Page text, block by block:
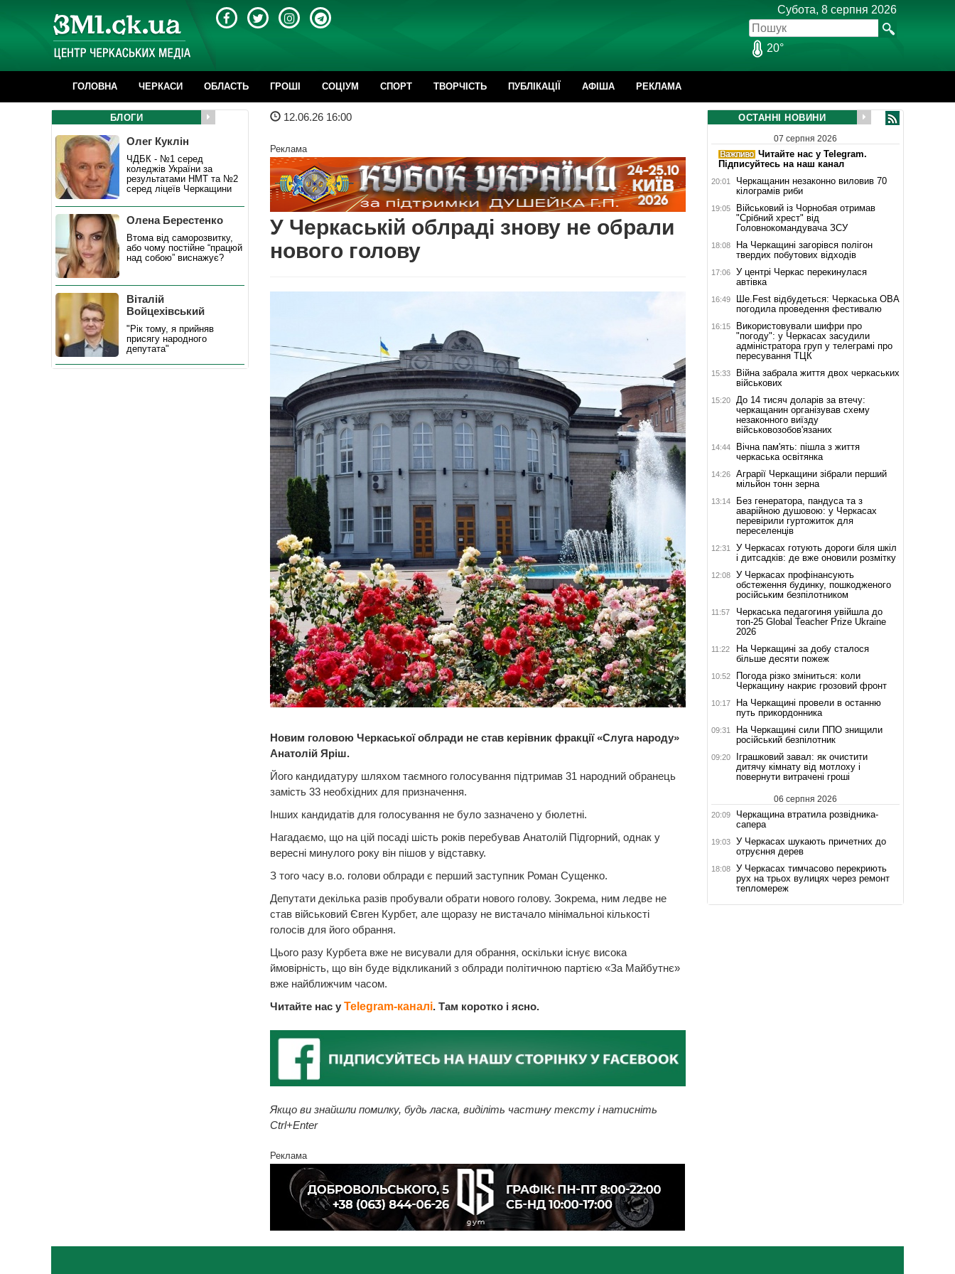
Субота, 8 серпня 2026
20°
ГОЛОВНА ЧЕРКАСИ ОБЛАСТЬ ГРОШІ CОЦІУМ СПОРТ ТВОРЧІСТЬ ПУБЛІКАЦІЇ АФІША РЕКЛАМА
12.06.26 16:00
Реклама
У Черкаській облраді знову не обрали
нового голову
Новим головою Черкаської облради не став керівник фракції «Слуга народу»
Анатолій Яріш.
Його кандидатуру шляхом таємного голосування підтримав 31 народний обранець
замість 33 необхідних для призначення.
Інших кандидатів для голосування не було зазначено у бюлетні.
Нагадаємо, що на цій посаді шість років перебував Анатолій Підгорний, однак у
вересні минулого року він пішов у відставку.
З того часу в.о. голови облради є перший заступник Роман Сущенко.
Депутати декілька разів пробували обрати нового голову. Зокрема, ним ледве не
став військовий Євген Курбет, але щоразу не вистачало мінімальноі кількості
голосів для його обрання.
Цього разу Курбета вже не висували для обрання, оскільки існує висока
ймовірність, що він буде відкликаний з облради політичною партією «За Майбутнє»
вже найближчим часом.
Читайте нас у Telegram-каналі. Там коротко і ясно.
Якщо ви знайшли помилку, будь ласка, виділіть частину тексту і натисніть
Ctrl+Enter
Реклама
БЛОГИ
Олег Куклін
ЧДБК - №1 серед
коледжів України за
результатами НМТ та №2
серед ліцеїв Черкащини
Олена Берестенко
Втома від саморозвитку,
або чому постійне “працюй
над собою” виснажує?
Віталій
Войцехівський
"Рік тому, я прийняв
присягу народного
депутата"
ОСТАННІ НОВИНИ
07 серпня 2026
Читайте нас у Telegram.
Підписуйтесь на наш канал
20:01
Черкащанин незаконно виловив 70
кілограмів риби
19:05
Військовий із Чорнобая отримав
"Срібний хрест" від
Головнокомандувача ЗСУ
18:08
На Черкащині загорівся полігон
твердих побутових відходів
17:06
У центрі Черкас перекинулася
автівка
16:49
Ше.Fest відбудеться: Черкаська ОВА
погодила проведення фестивалю
16:15
Використовували шифри про
"погоду": у Черкасах засудили
адміністратора груп у телеграмі про
пересування ТЦК
15:33
Війна забрала життя двох черкаських
військових
15:20
До 14 тисяч доларів за втечу:
черкащанин організував схему
незаконного виїзду
військовозобов'язаних
14:44
Вічна пам'ять: пішла з життя
черкаська освітянка
14:26
Аграрії Черкащини зібрали перший
мільйон тонн зерна
13:14
Без генератора, пандуса та з
аварійною душовою: у Черкасах
перевірили гуртожиток для
переселенців
12:31
У Черкасах готують дороги біля шкіл
і дитсадків: де вже оновили розмітку
12:08
У Черкасах профінансують
обстеження будинку, пошкодженого
російським безпілотником
11:57
Черкаська педагогиня увійшла до
топ-25 Global Teacher Prize Ukraine
2026
11:22
На Черкащині за добу сталося
більше десяти пожеж
10:52
Погода різко зміниться: коли
Черкащину накриє грозовий фронт
10:17
На Черкащині провели в останню
путь прикордонника
09:31
На Черкащині сили ППО знищили
російський безпілотник
09:20
Іграшковий завал: як очистити
дитячу кімнату від мотлоху і
повернути витрачені гроші
06 серпня 2026
20:09
Черкащина втратила розвідника-
сапера
19:03
У Черкасах шукають причетних до
отруєння дерев
18:08
У Черкасах тимчасово перекриють
рух на трьох вулицях через ремонт
тепломереж